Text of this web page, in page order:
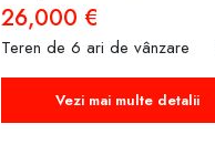
26,000 €
Teren de 6 ari de vânzare
Vezi mai multe detalii